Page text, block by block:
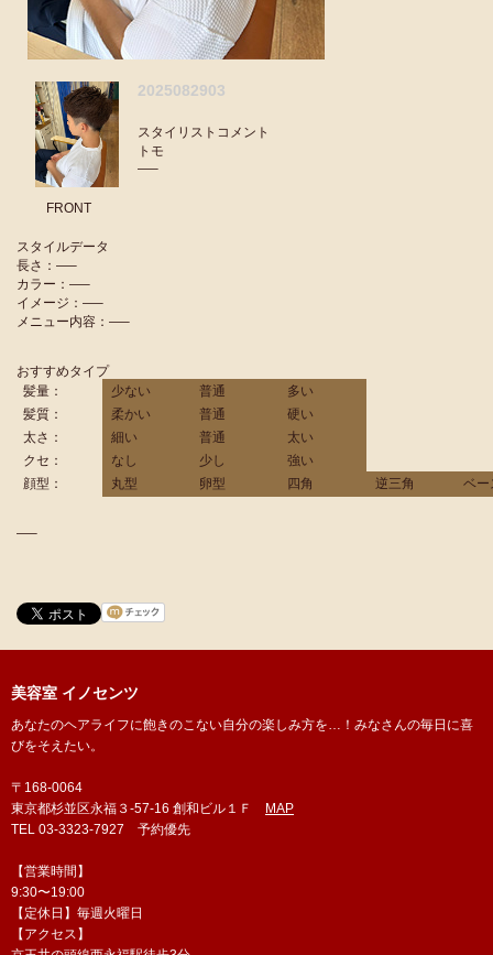
FRONT
2025082903
スタイリストコメント
トモ
—–
スタイルデータ
長さ：—–
カラー：—–
イメージ：—–
メニュー内容：—–
おすすめタイプ
髪量：
少ない 普通
多い
髪質：
柔かい 普通
硬い
太さ：
細い 普通
太い
クセ：
なし 少し
強い
顔型：
丸型 卵型 四角 逆三角 ベー
—–
美容室 イノセンツ
あなたのヘアライフに飽きのこない自分の楽しみ方を…！みなさんの毎日に喜
びをそえたい。
〒168-0064
東京都杉並区永福３-57-16 創和ビル１Ｆ
MAP
TEL 03-3323-7927 予約優先
【営業時間】
9:30〜19:00
【定休日】毎週火曜日
【アクセス】